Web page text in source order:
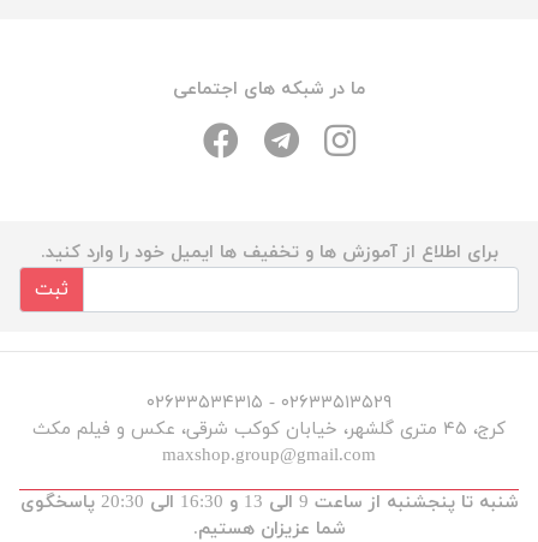
ما در شبکه های اجتماعی
برای اطلاع از آموزش ها و تخفیف ها ایمیل خود را وارد کنید.
ثبت
۰۲۶۳۳۵۱۳۵۲۹ - ۰۲۶۳۳۵۳۴۳۱۵
کرج، ۴۵ متری گلشهر، خیابان کوکب شرقی، عکس و فیلم مکث
maxshop.group@gmail.com
شنبه تا پنجشنبه از ساعت 9 الی 13 و 16:30 الی 20:30 پاسخگوی
شما عزیزان هستیم.